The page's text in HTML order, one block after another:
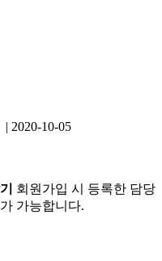
| 2020-10-05
회원가입 시 등록한 담당
가능합니다.